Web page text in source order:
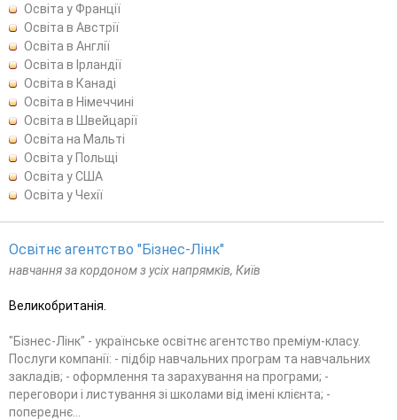
Освіта у Франції
Освіта в Австрії
Освіта в Англії
Освіта в Ірландії
Освіта в Канаді
Освіта в Німеччині
Освіта в Швейцарії
Освіта на Мальті
Освіта у Польщі
Освіта у США
Освіта у Чехії
Освітнє агентство "Бізнес-Лінк"
навчання за кордоном з усіх напрямків, Київ
Великобританія.
"Бізнес-Лінк" - українське освітнє агентство преміум-класу.
Послуги компанії: - підбір навчальних програм та навчальних
закладів; - оформлення та зарахування на програми; -
переговори і листування зі школами від імені клієнта; -
попереднє...